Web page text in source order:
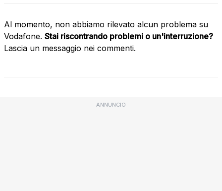
Al momento, non abbiamo rilevato alcun problema su
Vodafone. Stai riscontrando problemi o un'interruzione?
Lascia un messaggio nei commenti.
ANNUNCIO